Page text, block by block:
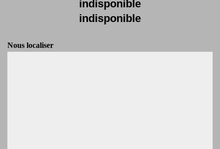
indisponible
indisponible
Nous localiser